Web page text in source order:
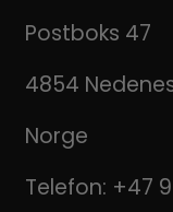
Postboks 47
4854
Norge
Telefon: +47